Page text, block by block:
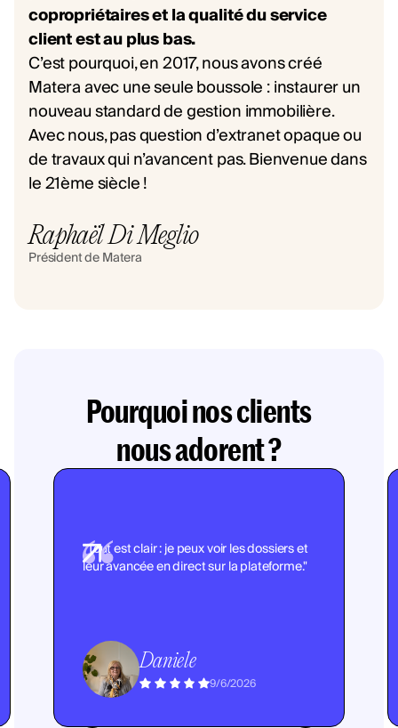
copropriétaires et la qualité du service
client est au plus bas.
C’est pourquoi, en 2017, nous avons créé
Matera avec une seule boussole : instaurer un
nouveau standard de gestion immobilière.
Avec nous, pas question d’extranet opaque ou
de travaux qui n’avancent pas. Bienvenue dans
le 21ème siècle !
Raphaël Di Meglio
Président de Matera
Pourquoi nos clients
nous adorent ?
"Tout est clair : je peux voir les dossiers et
leur avancée en direct sur la plateforme."
Daniele
9/6/2026